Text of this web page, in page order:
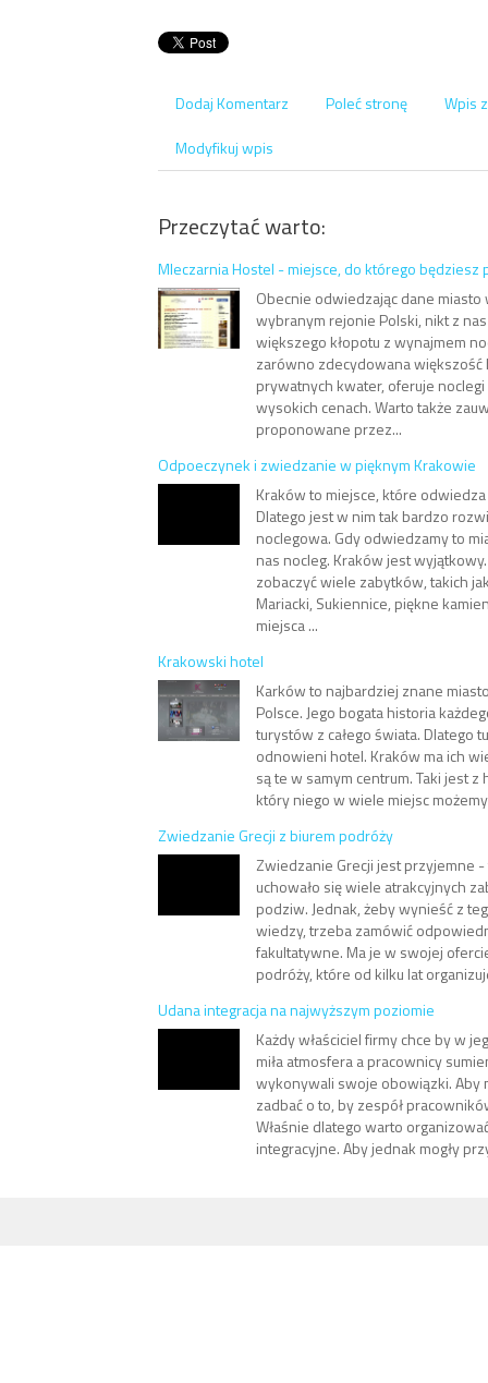
Dodaj Komentarz Poleć stronę
Wpis
Modyfikuj wpis
Przeczytać warto:
Mleczarnia Hostel - miejsce, do którego będziesz
Obecnie odwiedzając dane
wybranym rejonie Polski, nikt z
większego kłopotu z wynajmem
zarówno zdecydowana większość
prywatnych kwater, oferuje
wysokich cenach. Warto także
proponowane przez...
Odpoeczynek i zwiedzanie w pięknym Krakowie
Kraków to miejsce, które
Dlatego jest w nim tak bardzo
noclegowa. Gdy odwiedzamy to
nas nocleg. Kraków jest
zobaczyć wiele zabytków, takich
Mariacki, Sukiennice, piękne
miejsca ...
Krakowski hotel
Karków to najbardziej znane
Polsce. Jego bogata historia
turystów z całego świata. Dlatego
odnowieni hotel. Kraków ma ich
są te w samym centrum. Taki jest z
który niego w wiele miejsc
Zwiedzanie Grecji z biurem podróży
Zwiedzanie Grecji jest przyjemne
uchowało się wiele atrakcyjnych
podziw. Jednak, żeby wynieść z
wiedzy, trzeba zamówić
fakultatywne. Ma je w swojej
podróży, które od kilku lat
Udana integracja na najwyższym poziomie
Każdy właściciel firmy chce by w
miła atmosfera a pracownicy
wykonywali swoje obowiązki. Aby
zadbać o to, by zespół
Właśnie dlatego warto
integracyjne. Aby jednak mogły